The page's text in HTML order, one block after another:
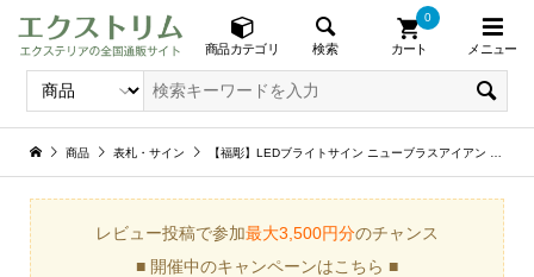
商品カテゴリ 検索 カート
0
メニュー
商品 表札・サイン 【福彫】LEDブライトサイン ニューブラスアイアン LEI-16
レビュー投稿で参加最大3,500円分のチャンス
■ 開催中のキャンペーンはこちら ■